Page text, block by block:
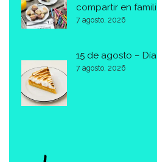
compartir en
7 agosto, 2026
15 de agosto –
7 agosto, 2026